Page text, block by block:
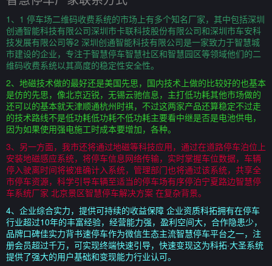
1、1 停车场二维码收费系统的市场上有多个知名厂家，其中包括深圳
创通智能科技有限公司深圳市卡联科技股份有限公司和深圳市车安科
技发展有限公司等2 深圳创通智能科技有限公司是一家致力于智慧城
市建设的企业，专注于智慧停车智慧社区和智慧园区等领域他们的二
维码收费系统以其高度的稳定性安全性。
2、地磁技术做的最好还是美国先思，国内技术上做的比较好的也基本
是仿的先思，像北京迈锐，无锡云驰信息，主打低功耗其他市场做的
还可以的基本就天津顺通杭州时祺，不过这两家产品还算稳定不过走
的技术路线不是低功耗低功耗不低功耗主要看中继是否是电池供电，
因为如果使用强电施工时成本要增加，各种。
3、另一方面，我市还将通过地磁等科技应用，通过在道路停车泊位上
安装地磁感应系统，将停车信息网络传输，实时掌握车位数据，车辆
停入驶离时间将被准确计入系统，管理部门也将通过该系统，共享全
市停车资源，科学引导车辆至适当的停车场有序停泊宁夏路边智慧停
车系统厂家 北京景区智慧停车解决方案 在复杂背景。
4、企业综合实力，提供可持续的收益保障 企业资质科拓拥有在停车
行业超过10年的丰富经验，经营能力强，盈利空间大，合作隐患少，
品牌口碑佳实力背书速停车作为微信生态主流智慧停车平台之一，注
册会员超过千万，可实现终端快速引导，快速变现这为科拓·大圣系统
提供了强大的用户基础和变现能力行业认可。